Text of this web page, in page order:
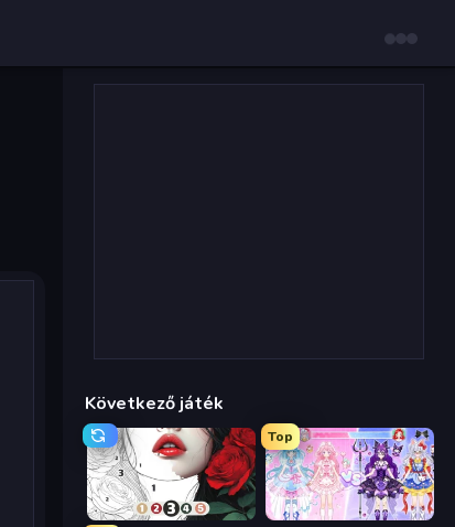
Következő játék
Numicolor
Top
Idol Livestream: Fashion Game